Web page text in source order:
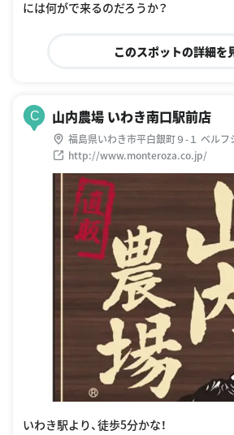
には何がで来るのだろうか？
このスポットの詳細を
C 山内農場 いわき南口駅前店
福島県いわき市平白銀町９-１ ベルフ
http://www.monteroza.co.jp/
いわき駅より、徒歩5分かな！